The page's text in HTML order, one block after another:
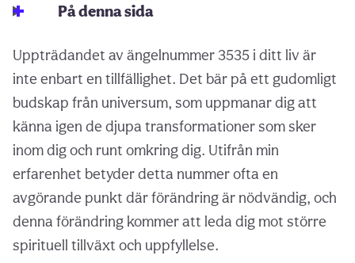
På denna sida
Uppträdandet av ängelnummer 3535 i ditt liv är
inte enbart en tillfällighet. Det bär på ett gudomligt
budskap från universum, som uppmanar dig att
känna igen de djupa transformationer som sker
inom dig och runt omkring dig. Utifrån min
erfarenhet betyder detta nummer ofta en
avgörande punkt där förändring är nödvändig, och
denna förändring kommer att leda dig mot större
spirituell tillväxt och uppfyllelse.